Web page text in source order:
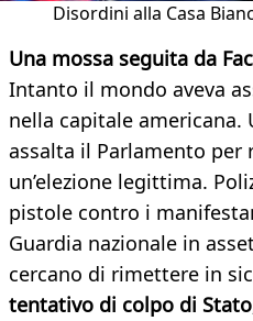
Disordini alla Casa
Una mossa seguita da
Intanto il mondo aveva
nella capitale americana.
assalta il Parlamento
un’elezione legittima.
pistole contro i
Guardia nazionale in
cercano di rimettere in
tentativo di colpo di